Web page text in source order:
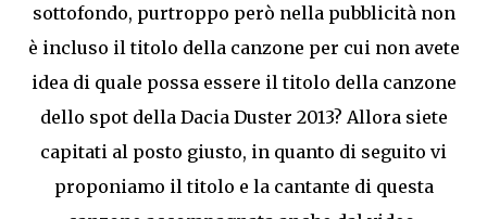
sottofondo, purtroppo però nella pubblicità non
è incluso il titolo della canzone per cui non avete
idea di quale possa essere il titolo della canzone
dello spot della Dacia Duster 2013? Allora siete
capitati al posto giusto, in quanto di seguito vi
proponiamo il titolo e la cantante di questa